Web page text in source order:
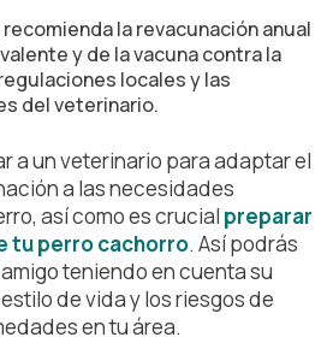
recomienda la revacunación anual
y de la vacuna contra la
locales y las
del veterinario.
a un veterinario para adaptar el
a las necesidades
así como es crucial preparar
tu perro cachorro. Así podrás
teniendo en cuenta su
de vida y los riesgos de
en tu área.